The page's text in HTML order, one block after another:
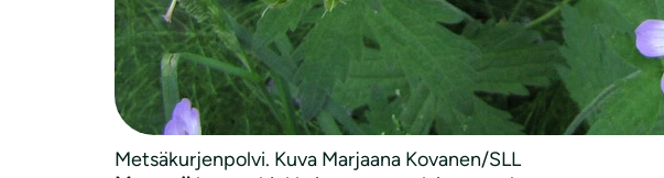
Metsäkurjenpolvi. Kuva Marjaana Kovanen/SLL
Kasvityyppi:monivuotinen
Luonnonkasvi:on luonnonvarainen